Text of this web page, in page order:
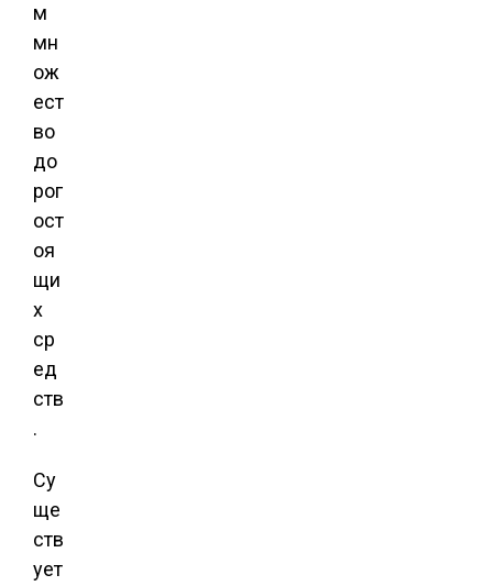
м
мн
ож
ест
во
до
рог
ост
оя
щи
х
ср
ед
ств
.
Су
ще
ств
ует